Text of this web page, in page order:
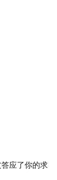
应了你的求